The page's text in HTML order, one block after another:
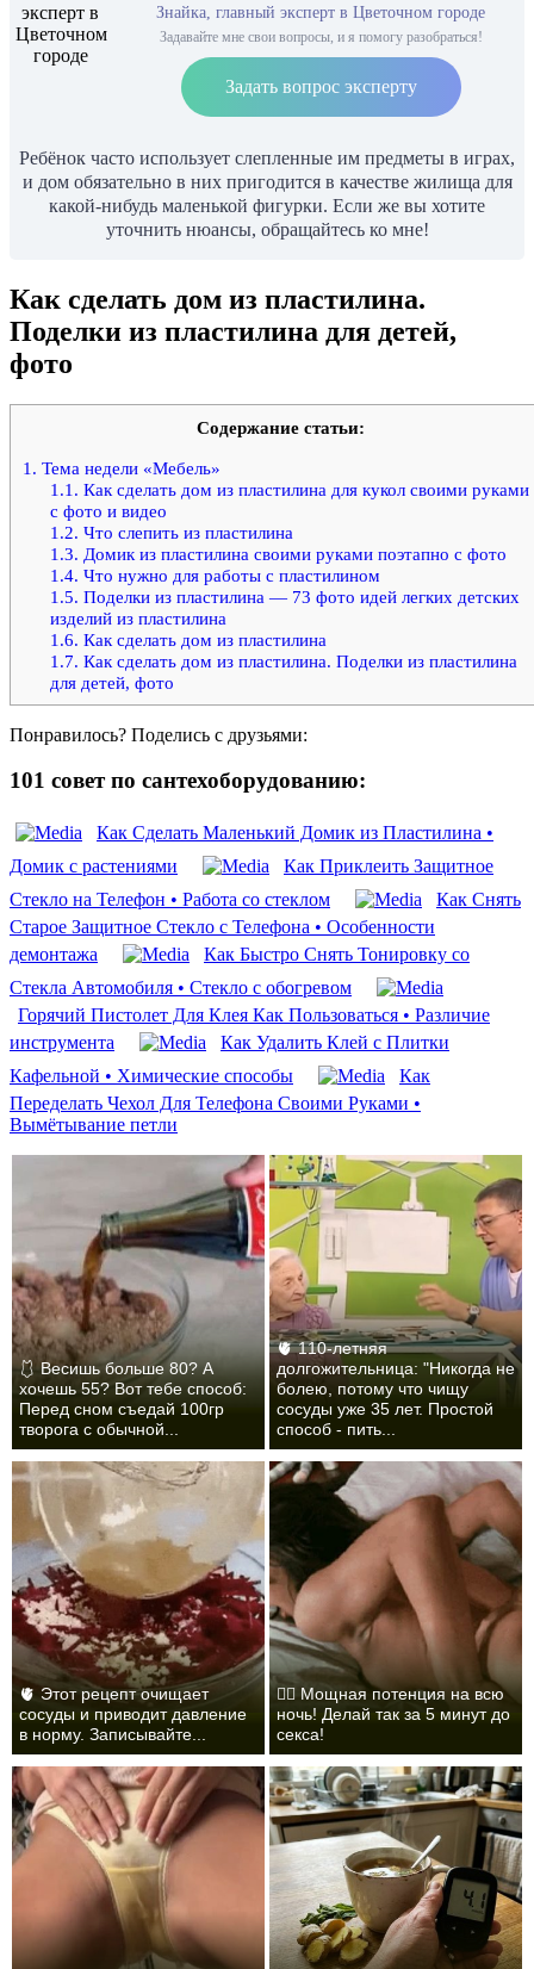
Знайка, главный эксперт в Цветочном городе
Задавайте мне свои вопросы, и я помогу разобраться!
Задать вопрос эксперту
Ребёнок часто использует слепленные им предметы в играх,
и дом обязательно в них пригодится в качестве жилища для
какой-нибудь маленькой фигурки. Если же вы хотите
уточнить нюансы, обращайтесь ко мне!
Как сделать дом из пластилина.
Поделки из пластилина для детей,
фото
Содержание статьи:
1. Тема недели «Мебель»
1.1. Как сделать дом из пластилина для кукол своими руками
с фото и видео
1.2. Что слепить из пластилина
1.3. Домик из пластилина своими руками поэтапно с фото
1.4. Что нужно для работы с пластилином
1.5. Поделки из пластилина — 73 фото идей легких детских
изделий из пластилина
1.6. Как сделать дом из пластилина
1.7. Как сделать дом из пластилина. Поделки из пластилина
для детей, фото
Понравилось? Поделись с друзьями:
101 совет по сантехоборудованию:
Как Сделать Маленький Домик из Пластилина •
Домик с растениями
Как Приклеить Защитное
Стекло на Телефон • Работа со стеклом
Как Снять
Старое Защитное Стекло с Телефона • Особенности
демонтажа
Как Быстро Снять Тонировку со
Стекла Автомобиля • Стекло с обогревом
Горячий Пистолет Для Клея Как Пользоваться • Различие
инструмента
Как Удалить Клей с Плитки
Кафельной • Химические способы
Как
Переделать Чехол Для Телефона Своими Руками •
Вымётывание петли
🩱 Весишь больше 80? А
хочешь 55? Вот тебе способ:
Перед сном съедай 100гр
творога с обычной...
🫀 110-летняя
долгожительница: "Никогда не
болею, потому что чищу
сосуды уже 35 лет. Простой
способ - пить...
🫀 Этот рецепт очищает
сосуды и приводит давление
в норму. Записывайте...
❤️‍🔥 Мощная потенция на всю
ночь! Делай так за 5 минут до
секса!